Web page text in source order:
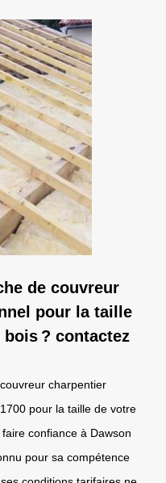
de couvreur
pour la taille
? contactez
charpentier
pour la taille de votre
confiance à Dawson
pour sa compétence